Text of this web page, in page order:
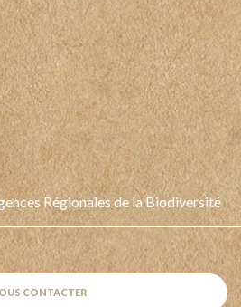
Régionales de la Biodiversité
CONTACTER